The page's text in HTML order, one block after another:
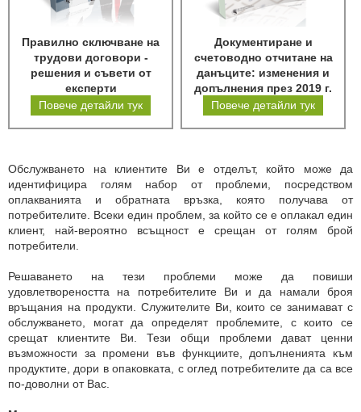
Правилно сключване на
трудови договори -
решения и съвети от
експерти
Повече детайли тук
Документиране и
счетоводно отчитане на
данъците: изменения и
допълнения през 2019 г.
Повече детайли тук
Обслужването на клиентите Ви е отделът, който може да
идентифицира голям набор от проблеми, посредством
оплакванията и обратната връзка, която получава от
потребителите. Всеки един проблем, за който се е оплакал един
клиент, най-вероятно всъщност е срещан от голям брой
потребители.
Решаването на тези проблеми може да повиши
удовлетвореността на потребителите Ви и да намали броя
връщания на продукти. Служителите Ви, които се занимават с
обслужването, могат да определят проблемите, с които се
срещат клиентите Ви. Тези общи проблеми дават ценни
възможности за промени във функциите, допълненията към
продуктите, дори в опаковката, с оглед потребителите да са все
по-доволни от Вас.